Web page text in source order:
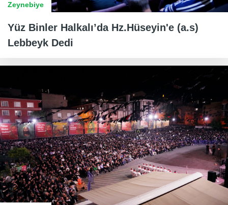
Zeynebiye
Yüz Binler Halkalı’da Hz.Hüseyin'e (a.s)
Lebbeyk Dedi